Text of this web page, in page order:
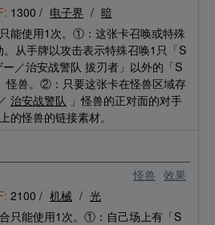
1300 / 电子界 / 暗
能使用1次。①：这张卡召唤或特殊
从手牌以攻击表示特殊召唤1只「S
／治安战警队 拔刃者」以外的「S
」怪兽。②：只要这张卡在怪兽区域存
治安战警队 」怪兽的正对面的对手
的怪兽的链接素材。
怪兽 效果
2100 / 机械 / 光
只能使用1次。①：自己场上有「S